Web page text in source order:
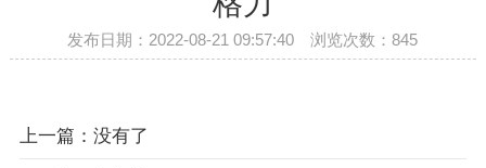
发布日期：2022-08-21 09:57:40 浏览次数：845
上一篇：没有了